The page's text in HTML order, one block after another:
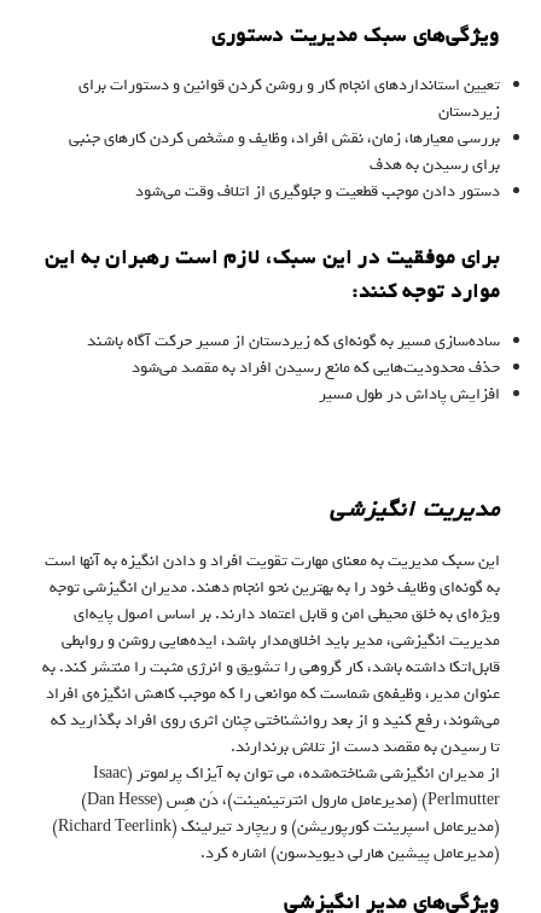
ویژگی‌های سبک مدیریت دستوری
تعیین استانداردهای انجام کار و روشن کردن قوانین و دستورات برای
زیردستان
بررسی معیارها، زمان، نقش افراد، وظایف و مشخص کردن کارهای جنبی
برای رسیدن به هدف
دستور دادن موجب قطعیت و جلوگیری از اتلاف وقت می‌شود
برای موفقیت در این سبک، لازم است رهبران به این
موارد توجه کنند:
ساده‌سازی مسیر به گونه‌ای که زیردستان از مسیر حرکت آگاه باشند
حذف محدودیت‌هایی که مانع رسیدن افراد به مقصد می‌شود
افزایش پاداش‌ در طول مسیر
مدیریت انگیزشی
این سبک مدیریت به معنای مهارت تقویت افراد و دادن انگیزه به آنها است
به گونه‌ای وظایف خود را به بهترین نحو انجام دهند. مدیران انگیزشی توجه
ویژه‌ای به خلق محیطی امن و قابل‌ اعتماد دارند. بر اساس اصول پایه‌ای
مدیریت انگیزشی، مدیر باید اخلاق‌مدار باشد، ایده‌هایی روشن و روابطی
قابل‌اتکا داشته باشد، کار گروهی را تشویق و انرژی مثبت را منتشر کند. به
عنوان مدیر، وظیفه‌ی شماست که موانعی را که موجب کاهش انگیزه‌ی افراد
می‌شوند، رفع کنید و از بعد روانشناختی چنان اثری روی افراد بگذارید که
تا رسیدن به مقصد دست از تلاش برندارند.
از مدیران انگیزشی شناخته‌شده، می توان به آیزاک پرلموتر (Isaac
Perlmutter) (مدیرعامل مارول انترتینمینت)، دَن هِس (Dan Hesse)
(مدیرعامل اسپرینت کورپوریشن) و ریچارد تیرلینک (Richard Teerlink)
(مدیرعامل پیشین هارلی دیویدسون) اشاره کرد.
ویژگی‌های مدیر انگیزشی